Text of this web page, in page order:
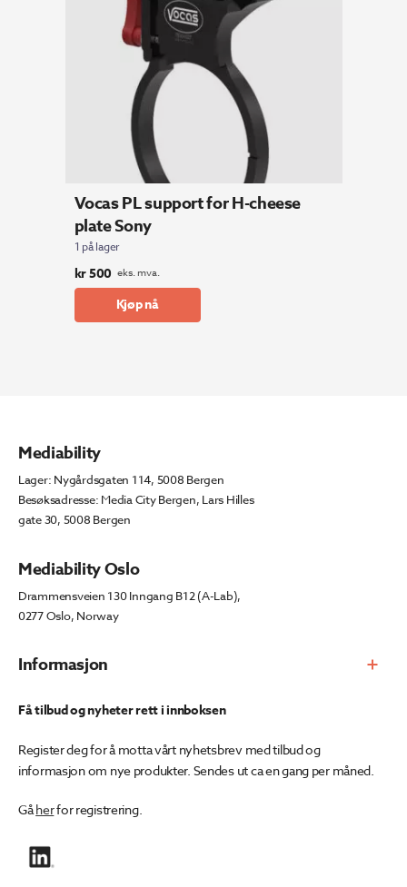
Vocas PL support for H-cheese
plate Sony
1 på lager
kr500 eks. mva.
Kjøp nå
Informasjon
Mediability
Lager: Nygårdsgaten 114, 5008 Bergen
Besøksadresse: Media City Bergen, Lars Hilles
gate 30, 5008 Bergen
Mediability Oslo
Drammensveien 130 Inngang B12 (A-Lab),
0277 Oslo, Norway
Få tilbud og nyheter rett i innboksen
Register deg for å motta vårt nyhetsbrev med tilbud og
informasjon om nye produkter. Sendes ut ca en gang per måned.
Gåherfor registrering.